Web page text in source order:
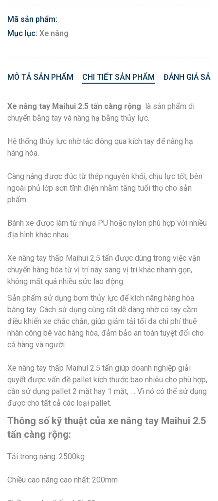
Mã sản phẩm:
Mục lục: Xe nâng
MÔ TẢ SẢN PHẨM CHI TIẾT SẢN PHẨM ĐÁNH GIÁ
Xe nâng tay Maihui 2.5 tấn càng rộng là sản phẩm di
chuyển bằng tay và nâng hạ bằng thủy lực.
Hệ thống thủy lực nhờ tác động qua kích tay để nâng hạ
hàng hóa.
Càng nâng được đúc từ thép nguyên khối, chịu lực tốt, bên
ngoài phủ lớp sơn tĩnh điện nhằm tăng tuổi thọ cho sản
phẩm.
Bánh xe được làm từ nhựa PU hoặc nylon phù hợp với nhiều
địa hình khác nhau.
Xe nâng tay thấp Maihui 2,5 tấn được dùng trong việc vận
chuyển hàng hóa từ vị trí này sang vị trí khác nhanh gọn,
không mất quá nhiều sức lao động.
Sản phẩm sử dụng bơm thủy lực để kích nâng hàng hóa
bằng tay. Cách sử dụng cũng rất dễ dàng nhờ có tay cầm
điều khiển xe chắc chắn, giúp giảm tải tối đa chi phí thuê
nhân công bê vác hàng hóa, đảm bảo an toàn tuyệt đối cho
cả hàng và người.
Xe nâng tay thấp Maihul 2.5 tấn giúp doanh nghiệp giải
quyết được vấn đề pallet kích thước bao nhiêu cho phù hợp,
cần sử dụng pallet 2 mặt hay 1 mặt, … Vì nó có thể sử dụng
được cho tất cả các loại pallet.
Thông số kỹ thuật của xe nâng tay Maihui 2.5
tấn càng rộng:
Tải trọng nâng: 2500kg
Chiều cao nâng cao nhất: 200mm